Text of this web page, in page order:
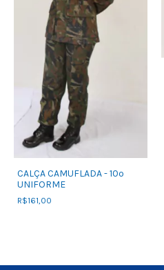
CALÇA CAMUFLADA - 10º
UNIFORME
R$161,00